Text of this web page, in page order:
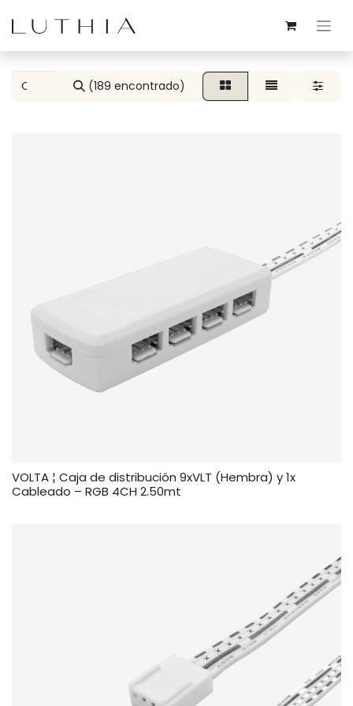
(189 encontrado)
VOLTA ¦ Caja de distribución 9xVLT (Hembra) y 1x
Cableado – RGB 4CH 2.50mt